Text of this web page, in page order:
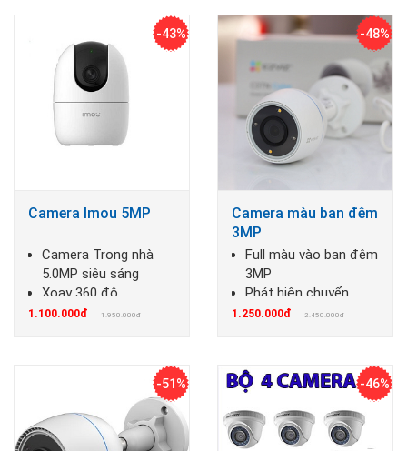
-43%
Camera Imou 5MP
Camera Trong nhà
5.0MP siêu sáng
Xoay 360 độ
Đàm thoại hai chiều.
1.100.000đ 1.950.000đ
-48%
Camera màu ban đêm
3MP
Full màu vào ban đêm
3MP
Phát hiện chuyển
động
1.250.000đ 2.450.000đ
-51% -46%